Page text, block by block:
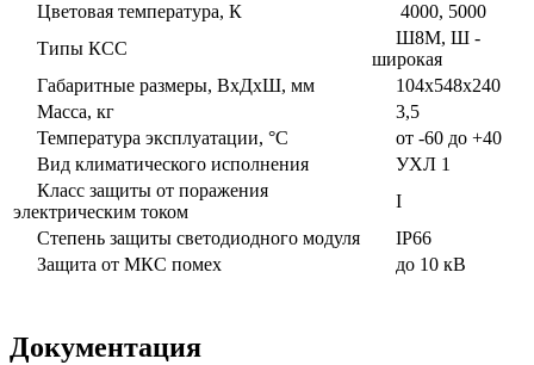
Цветовая температура, К
4000, 5000
Типы КСС
Ш8М, Ш -
широкая
Габаритные размеры, ВxДxШ, мм
104x548x240
Масса, кг
3,5
Температура эксплуатации, °С
от -60 до +40
Вид климатического исполнения
УХЛ 1
Класс защиты от поражения
электрическим током
I
Степень защиты светодиодного модуля
IP66
Защита от МКС помех
до 10 кВ
Документация